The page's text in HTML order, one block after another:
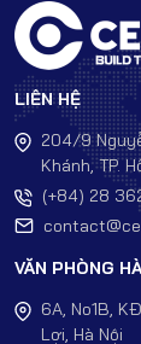
LIÊN HỆ
204/9
Khánh, TP.
(+84) 28
VĂN PHÒNG
6A, No1B,
Lợi, Hà Nội